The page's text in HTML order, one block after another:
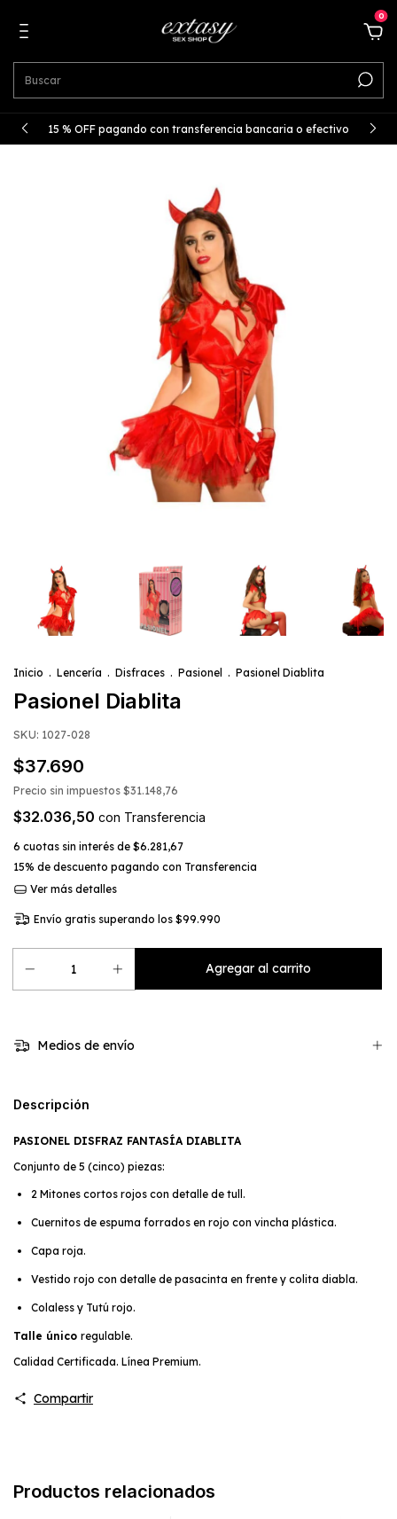
0
15 % OFF pagando con transferencia bancaria o efectivo
Inicio . Lencería . Disfraces . Pasionel . Pasionel Diablita
Pasionel Diablita
SKU: 1027-028
$37.690
Precio sin impuestos $31.148,76
$32.036,50 con Transferencia
6 cuotas sin interés de $6.281,67
15% de descuento pagando con Transferencia
Ver más detalles
Envío gratis superando los $99.990
Medios de envío
Descripción
PASIONEL DISFRAZ FANTASÍA DIABLITA
Conjunto de 5 (cinco) piezas:
2 Mitones cortos rojos con detalle de tull.
Cuernitos de espuma forrados en rojo con vincha plástica.
Capa roja.
Vestido rojo con detalle de pasacinta en frente y colita diabla.
Colaless y Tutú rojo.
Talle único regulable.
Calidad Certificada. Línea Premium.
Compartir
Productos relacionados